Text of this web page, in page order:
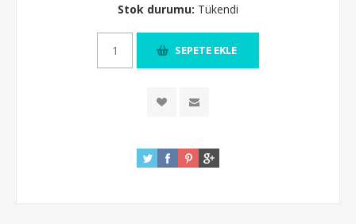
Stok durumu: Tükendi